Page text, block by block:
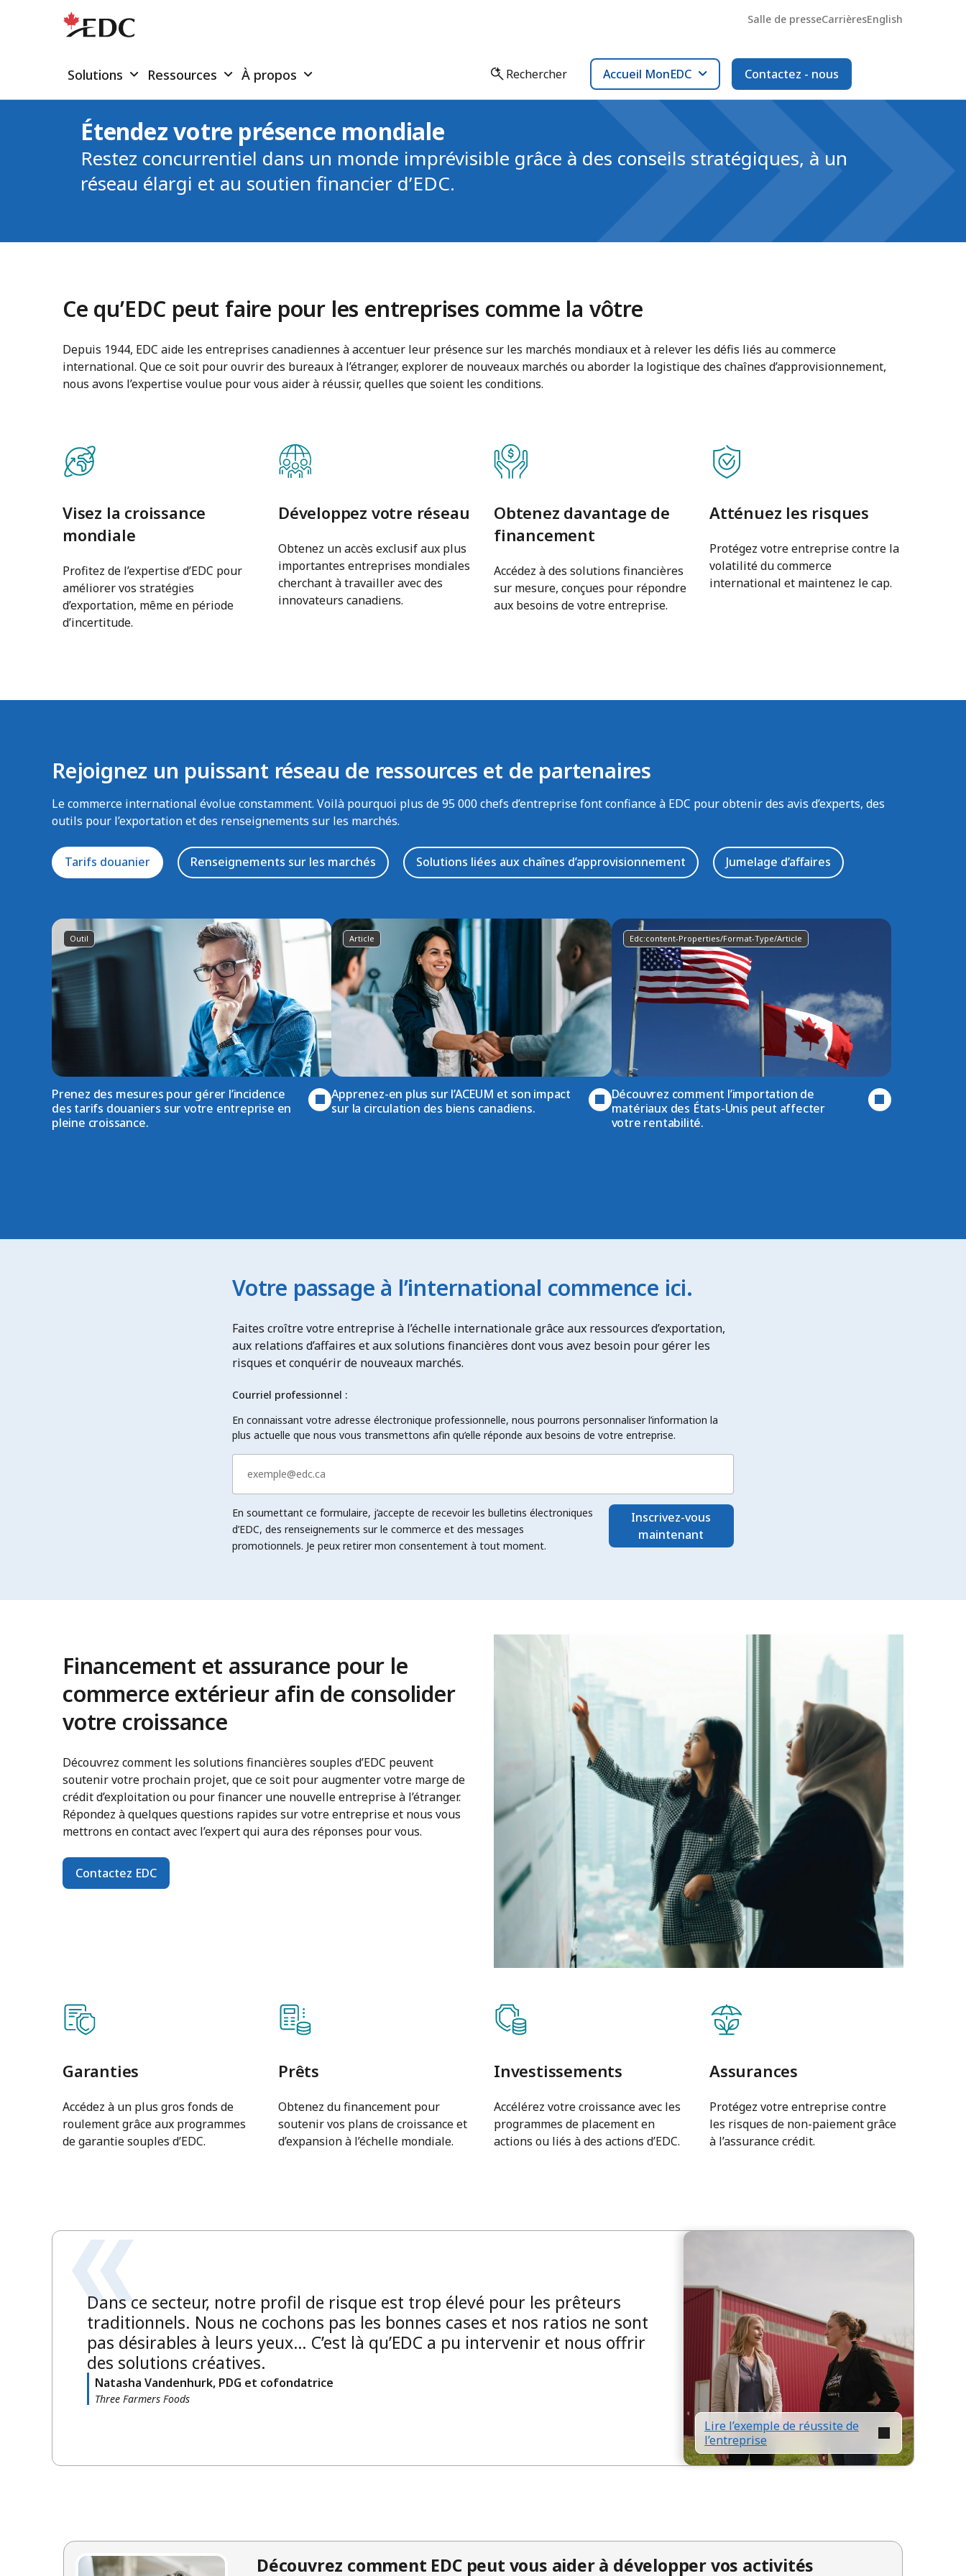
Salle de presseCarrièresEnglish
Solutions Ressources À propos Rechercher Accueil MonEDC Contactez - nous
Étendez votre présence mondiale
Restez concurrentiel dans un monde imprévisible grâce à des conseils stratégiques, à un
réseau élargi et au soutien financier d’EDC.
Ce qu’EDC peut faire pour les entreprises comme la vôtre
Depuis 1944, EDC aide les entreprises canadiennes à accentuer leur présence sur les marchés mondiaux et à relever les défis liés au commerce
international. Que ce soit pour ouvrir des bureaux à l’étranger, explorer de nouveaux marchés ou aborder la logistique des chaînes d’approvisionnement,
nous avons l’expertise voulue pour vous aider à réussir, quelles que soient les conditions.
Visez la croissance
mondiale
Profitez de l’expertise d’EDC pour
améliorer vos stratégies
d’exportation, même en période
d’incertitude.
Développez votre réseau
Obtenez un accès exclusif aux plus
importantes entreprises mondiales
cherchant à travailler avec des
innovateurs canadiens.
Obtenez davantage de
financement
Accédez à des solutions financières
sur mesure, conçues pour répondre
aux besoins de votre entreprise.
Atténuez les risques
Protégez votre entreprise contre la
volatilité du commerce
international et maintenez le cap.
Rejoignez un puissant réseau de ressources et de partenaires
Le commerce international évolue constamment. Voilà pourquoi plus de 95 000 chefs d’entreprise font confiance à EDC pour obtenir des avis d’experts, des
outils pour l’exportation et des renseignements sur les marchés.
Tarifs douanier Renseignements sur les marchés Solutions liées aux chaînes d’approvisionnement Jumelage d’affaires
Outil
Prenez des mesures pour gérer l’incidence
des tarifs douaniers sur votre entreprise en
pleine croissance.
Article
Apprenez-en plus sur l’ACEUM et son impact
sur la circulation des biens canadiens.
Edc:content-Properties/format-Type/article
Découvrez comment l’importation de
matériaux des États-Unis peut affecter
votre rentabilité.
Votre passage à l’international commence ici.
Faites croître votre entreprise à l’échelle internationale grâce aux ressources d’exportation,
aux relations d’affaires et aux solutions financières dont vous avez besoin pour gérer les
risques et conquérir de nouveaux marchés.
Courriel professionnel :
En connaissant votre adresse électronique professionnelle, nous pourrons personnaliser l’information la
plus actuelle que nous vous transmettons afin qu’elle réponde aux besoins de votre entreprise.
Inscrivez-vous
maintenant
En soumettant ce formulaire, j’accepte de recevoir les bulletins électroniques
d’EDC, des renseignements sur le commerce et des messages
promotionnels. Je peux retirer mon consentement à tout moment.
Financement et assurance pour le
commerce extérieur afin de consolider
votre croissance
Découvrez comment les solutions financières souples d’EDC peuvent
soutenir votre prochain projet, que ce soit pour augmenter votre marge de
crédit d’exploitation ou pour financer une nouvelle entreprise à l’étranger.
Répondez à quelques questions rapides sur votre entreprise et nous vous
mettrons en contact avec l’expert qui aura des réponses pour vous.
Contactez EDC
Garanties
Accédez à un plus gros fonds de
roulement grâce aux programmes
de garantie souples d’EDC.
Prêts
Obtenez du financement pour
soutenir vos plans de croissance et
d’expansion à l’échelle mondiale.
Investissements
Accélérez votre croissance avec les
programmes de placement en
actions ou liés à des actions d’EDC.
Assurances
Protégez votre entreprise contre
les risques de non-paiement grâce
à l’assurance crédit.
Dans ce secteur, notre profil de risque est trop élevé pour les prêteurs
traditionnels. Nous ne cochons pas les bonnes cases et nos ratios ne sont
pas désirables à leurs yeux… C’est là qu’EDC a pu intervenir et nous offrir
des solutions créatives.
Natasha Vandenhurk, PDG et cofondatrice
Three Farmers Foods
Lire l’exemple de réussite de
l’entreprise
Découvrez comment EDC peut vous aider à développer vos activités